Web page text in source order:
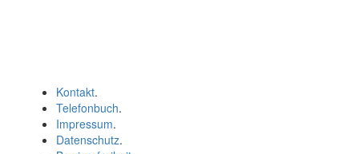
Kontakt.
Telefonbuch.
Impressum.
Datenschutz.